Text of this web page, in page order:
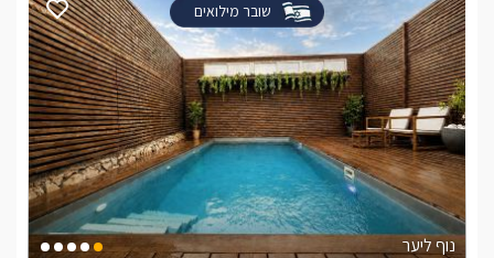
שובר מילואים
נוף ליער